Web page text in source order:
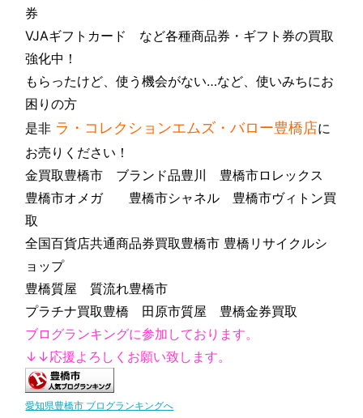
券
VJAギフトカード など各種商品券・ギフト券の買取
強化中！
もらったけど、使う機会がない…など、使いみちにお
困りの方
是非 ラ・コレクションエムズ・バロー豊橋店に
お売りください！
金買取豊橋市 ブランド品豊川 豊橋市ロレックス
豊橋市オメガ 豊橋市シャネル 豊橋市ヴィトン買
取
全国百貨店共通商品券買取豊橋市 豊橋リサイクルシ
ョップ
豊橋質屋 質流れ豊橋市
プラチナ買取豊橋 田原市質屋 豊橋金券買取
ブログランキングに参加しております。
↓↓応援よろしくお願い致します。
愛知県豊橋市 ブログランキングへ